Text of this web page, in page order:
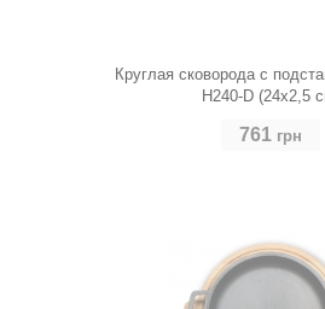
Круглая сковорода с
H240-D (24х2,5
761 грн